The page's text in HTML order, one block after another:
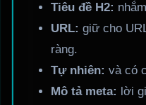
Tiêu đề H2:
URL: giữ cho
ràng.
Tự nhiên: và có
Mô tả meta: lời